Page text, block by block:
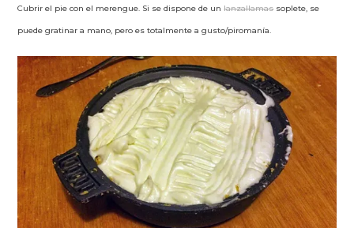
Cubrir el pie con el merengue. Si se dispone de unlanzallamassoplete, se
puede gratinar a mano, pero es totalmente a gusto/piromanía.